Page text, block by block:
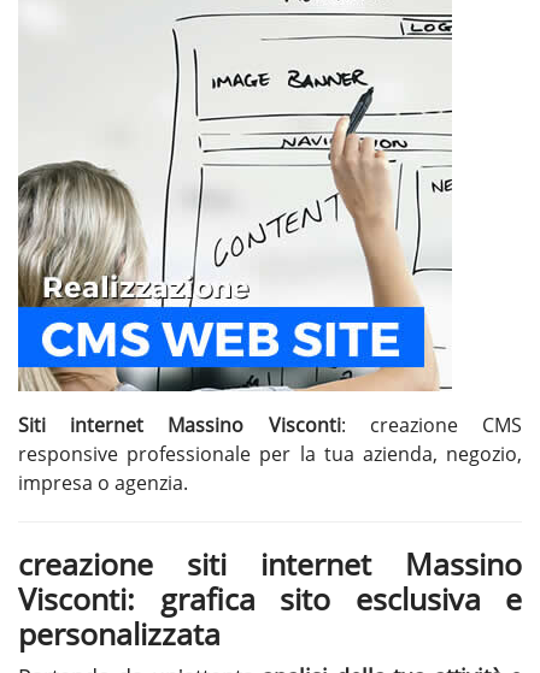
Siti internet Massino Visconti: creazione CMS
responsive professionale per la tua azienda, negozio,
impresa o agenzia.
creazione siti internet Massino
Visconti: grafica sito esclusiva e
personalizzata